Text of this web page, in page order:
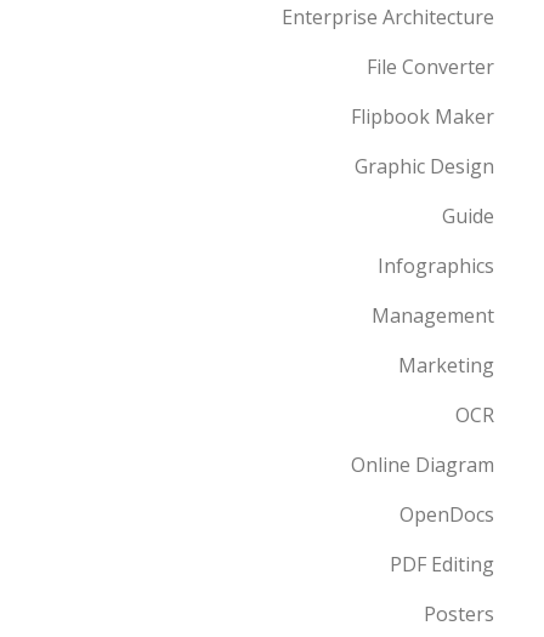
Enterprise Architecture
File Converter
Flipbook Maker
Graphic Design
Guide
Infographics
Management
Marketing
OCR
Online Diagram
OpenDocs
PDF Editing
Posters